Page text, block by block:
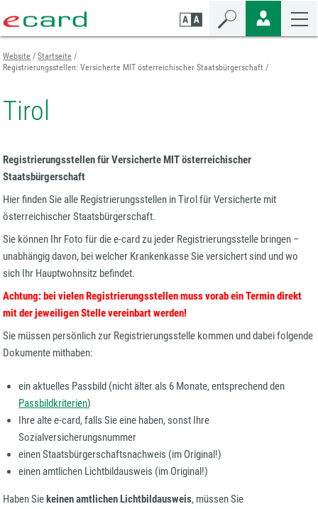
Seiteninhalt
springen
Navigation
springen
Mobilen
Navigation
springen
Website
Startseite
Registrierungsstellen: Versicherte MIT österreichischer Staatsbürgerschaft
Tirol
Registrierungsstellen für Versicherte MIT österreichischer
Staatsbürgerschaft
Hier finden Sie alle Registrierungsstellen in Tirol für Versicherte mit
österreichischer Staatsbürgerschaft.
Sie können Ihr Foto für die e-card zu jeder Registrierungsstelle bringen –
unabhängig davon, bei welcher Krankenkasse Sie versichert sind und wo
sich Ihr Hauptwohnsitz befindet.
Achtung: bei vielen Registrierungsstellen muss vorab ein Termin direkt
mit der jeweiligen Stelle vereinbart werden!
Sie müssen persönlich zur Registrierungsstelle kommen und dabei folgende
Dokumente mithaben:
ein aktuelles Passbild (nicht älter als 6 Monate, entsprechend den
Passbildkriterien)
Ihre alte e-card, falls Sie eine haben, sonst Ihre
Sozialversicherungsnummer
einen Staatsbürgerschaftsnachweis (im Original!)
einen amtlichen Lichtbildausweis (im Original!)
Haben Siekeinen amtlichen Lichtbildausweis, müssen Sie